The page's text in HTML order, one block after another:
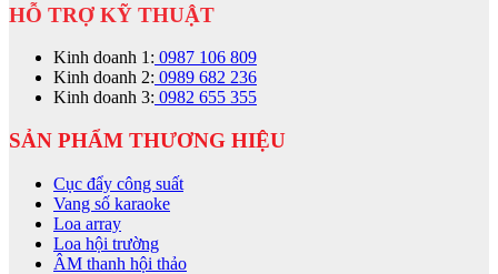
HỖ TRỢ KỸ THUẬT
Kinh doanh 1: 0987 106 809
Kinh doanh 2: 0989 682 236
Kinh doanh 3: 0982 655 355
SẢN PHẨM THƯƠNG HIỆU
Cục đẩy công suất
Vang số karaoke
Loa array
Loa hội trường
ÂM thanh hội thảo